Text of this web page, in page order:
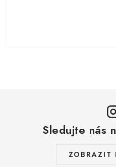
Sledujte nás
ZOBRAZIT